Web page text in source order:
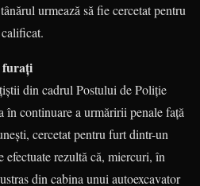
urmează să fie cercetat pentru
furați
din cadrul Postului de Poliție
în continuare a urmăririi penale faţă
cercetat pentru furt dintr-un
efectuate rezultă că, miercuri, în
din cabina unui autoexcavator